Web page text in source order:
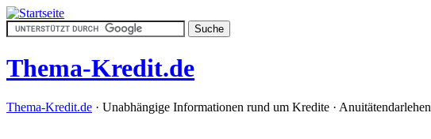
Thema-Kredit.de
Thema-Kredit.de · Unabhängige Informationen rund um Kredite · Anuitätendarlehen